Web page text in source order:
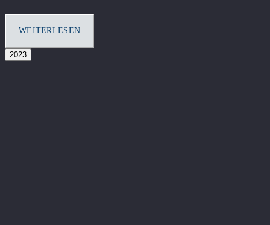
WEITERLESEN
2023